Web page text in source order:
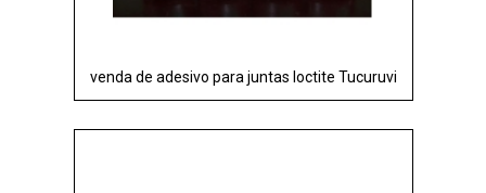
venda de adesivo para juntas loctite Tucuruvi